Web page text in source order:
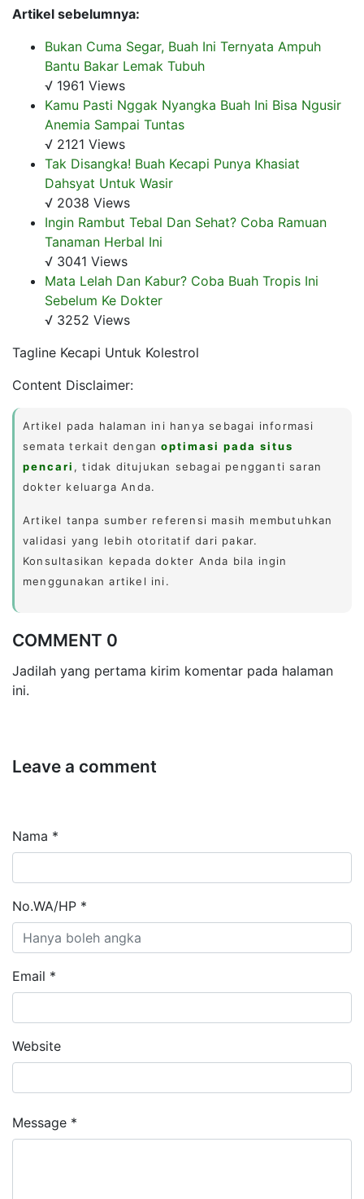
Artikel sebelumnya:
Bukan Cuma Segar, Buah Ini Ternyata Ampuh
Bantu Bakar Lemak Tubuh
√ 1961 Views
Kamu Pasti Nggak Nyangka Buah Ini Bisa Ngusir
Anemia Sampai Tuntas
√ 2121 Views
Tak Disangka! Buah Kecapi Punya Khasiat
Dahsyat Untuk Wasir
√ 2038 Views
Ingin Rambut Tebal Dan Sehat? Coba Ramuan
Tanaman Herbal Ini
√ 3041 Views
Mata Lelah Dan Kabur? Coba Buah Tropis Ini
Sebelum Ke Dokter
√ 3252 Views
Tagline Kecapi Untuk Kolestrol
Content Disclaimer:
Artikel pada halaman ini hanya sebagai informasi
semata terkait denganoptimasi pada situs
pencari , tidak ditujukan sebagai pengganti saran
dokter keluarga Anda.
Artikel tanpa sumber referensi masih membutuhkan
validasi yang lebih otoritatif dari pakar.
Konsultasikan kepada dokter Anda bila ingin
menggunakan artikel ini.
COMMENT 0
Jadilah yang pertama kirim komentar pada halaman
ini.
Leave a comment
Nama *
No.WA/HP *
Email *
Website
Message *